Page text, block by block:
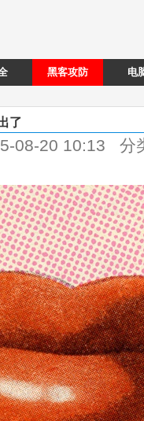
黑客攻防 电
了
08-20 10:13 分